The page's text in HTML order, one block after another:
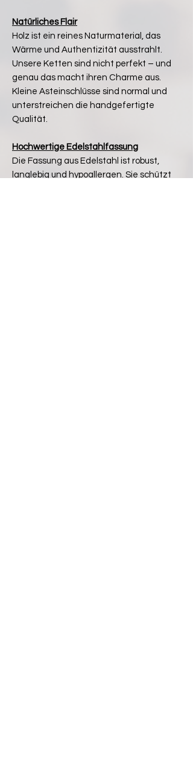
Natürliches Flair
Holz ist ein reines Naturmaterial, das
Wärme und Authentizität ausstrahlt.
Unsere Ketten sind nicht perfekt – und
genau das macht ihren Charme aus.
Kleine Asteinschlüsse sind normal und
unterstreichen die handgefertigte
Qualität.
Hochwertige Edelstahlfassung
Die Fassung aus Edelstahl ist robust,
langlebig und hypoallergen. Sie schützt